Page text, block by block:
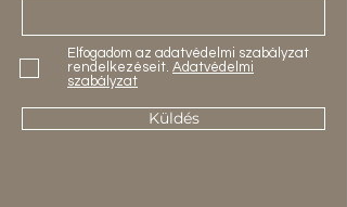
Elfogadom az adatvédelmi szabályzat
rendelkezéseit. Adatvédelmi
szabályzat
Küldés